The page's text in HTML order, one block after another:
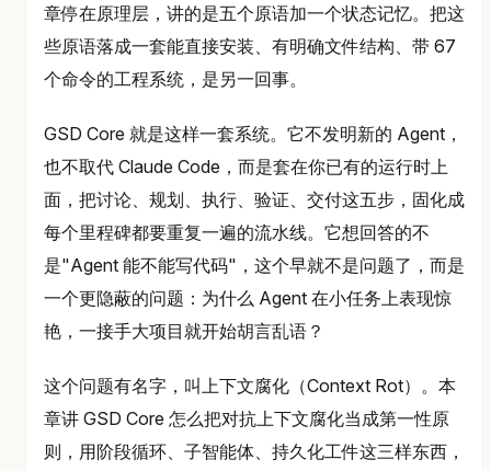
章停在原理层，讲的是五个原语加一个状态记忆。把这
些原语落成一套能直接安装、有明确文件结构、带 67
个命令的工程系统，是另一回事。
GSD Core 就是这样一套系统。它不发明新的 Agent，
也不取代 Claude Code，而是套在你已有的运行时上
面，把讨论、规划、执行、验证、交付这五步，固化成
每个里程碑都要重复一遍的流水线。它想回答的不
是"Agent 能不能写代码"，这个早就不是问题了，而是
一个更隐蔽的问题：为什么 Agent 在小任务上表现惊
艳，一接手大项目就开始胡言乱语？
这个问题有名字，叫上下文腐化（Context Rot）。本
章讲 GSD Core 怎么把对抗上下文腐化当成第一性原
则，用阶段循环、子智能体、持久化工件这三样东西，